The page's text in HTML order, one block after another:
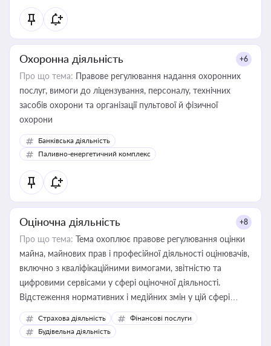
Охоронна діяльність +6
Про що тема: Правове регулювання надання охоронних
послуг, вимоги до ліцензування, персоналу, технічних
засобів охорони та організації пультової й фізичної
охорони
Банківська діяльність
Паливно-енергетичний комплекс
Оціночна діяльність +8
Про що тема: Тема охоплює правове регулювання оцінки
майна, майнових прав і професійної діяльності оцінювачів,
включно з кваліфікаційними вимогами, звітністю та
цифровими сервісами у сфері оціночної діяльності.
Відстеження нормативних і медійних змін у цій сфері
корисне для власника бізнесу, керівника, юриста або
бухгалтера під час оподаткування, приватизації, оренди
державного майна, корпоративних угод і перевірки
Страхова діяльність
Фінансові послуги
Будівельна діяльність